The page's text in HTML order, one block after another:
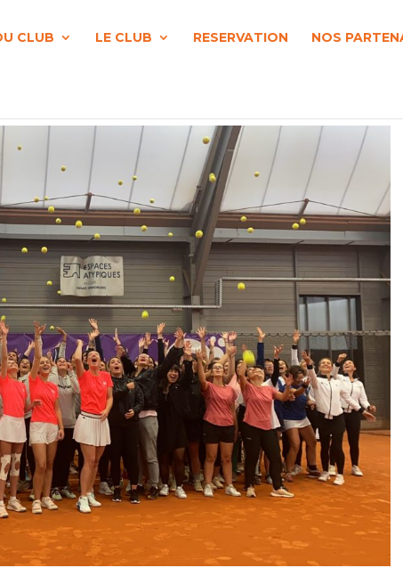
CLUB LE CLUB RESERVATION NOS